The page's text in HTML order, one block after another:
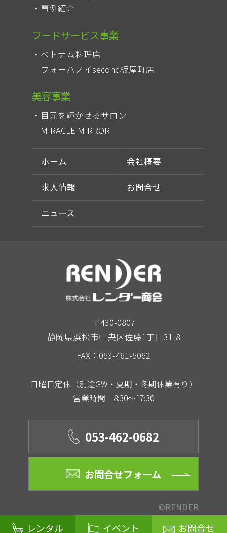
事例紹介
フードサービス事業
ベトナム料理店
フォーハノイsecond板屋町店
美容事業
目元を輝かせるサロン
MIRACLE MIRROR
ホーム 会社概要
求人情報 お問合せ
ニュース
〒430-0807
静岡県浜松市中央区佐藤1丁目31-8
FAX：053-461-5062
日曜日定休（別途GW・夏期・冬期休業有り）
営業時間 8:30～17:30
053-462-0682
お問合せフォーム
©RENDER
レンタル イベント お問合せ